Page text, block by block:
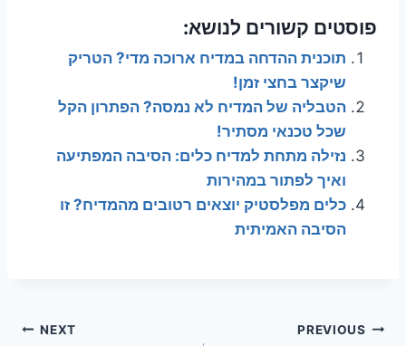
פוסטים קשורים לנושא:
תוכנית ההדחה במדיח ארוכה מדי? הטריק
שיקצר בחצי זמן!
הטבליה של המדיח לא נמסה? הפתרון הקל
שכל טכנאי מסתיר!
נזילה מתחת למדיח כלים: הסיבה המפתיעה
ואיך לפתור במהירות
כלים מפלסטיק יוצאים רטובים מהמדיח? זו
הסיבה האמיתית
ניווט
PREVIOUS
NEXT